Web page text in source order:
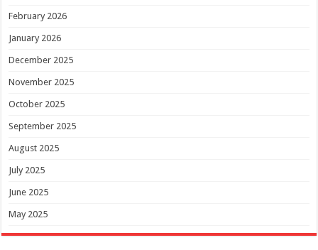
February 2026
January 2026
December 2025
November 2025
October 2025
September 2025
August 2025
July 2025
June 2025
May 2025